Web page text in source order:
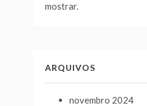
mostrar.
ARQUIVOS
novembro 2024